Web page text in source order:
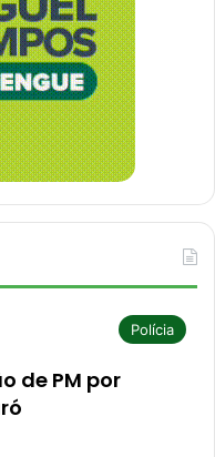
Polícia
de PM por